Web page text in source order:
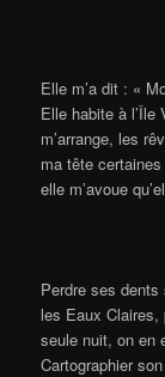
Elle m’a dit : «
Elle habite à
m’arrange, les
ma tête
elle m’avoue
Perdre ses
les Eaux Claires,
seule nuit, on en
Cartographier